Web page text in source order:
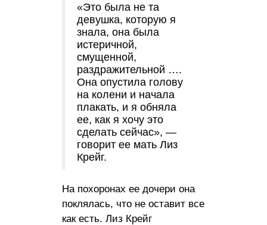
«Это была не та
девушка, которую я
знала, она была
истеричной,
смущенной,
раздражительной ….
Она опустила голову
на колени и начала
плакать, и я обняла
ее, как я хочу это
сделать сейчас», —
говорит ее мать Лиз
Крейг.
На похоронах ее дочери она
поклялась, что не оставит все
как есть. Лиз Крейг